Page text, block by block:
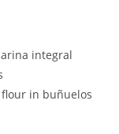
integral
in buñuelos